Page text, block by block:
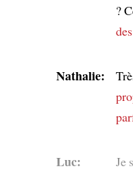
?
Nathalie:
Luc: Je